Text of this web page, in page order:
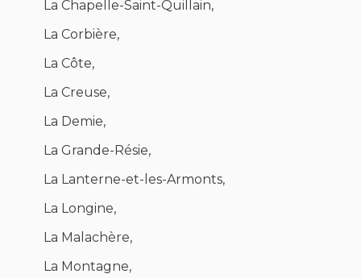
La Chapelle-Saint-Quillain,
La Corbière,
La Côte,
La Creuse,
La Demie,
La Grande-Résie,
La Lanterne-et-les-Armonts,
La Longine,
La Malachère,
La Montagne,